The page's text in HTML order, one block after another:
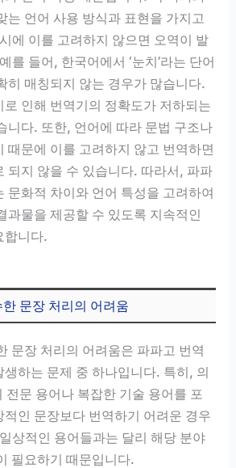
는 언어 사용 방식과 표현을 가지고
에 이를 고려하지 않으면 오역이 발
를 들어, 한국어에서 ‘눈치’라는 단어
히 매칭되지 않는 경우가 많습니다.
인해 번역기의 정확도가 저하되는
니다. 또한, 언어에 따라 문법 구조나
때문에 이를 고려하지 않고 번역하면
되지 않을 수 있습니다. 따라서, 파파
문화적 차이와 언어 특성을 고려하여
과물을 제공할 수 있도록 지속적인
합니다.
문장 처리의 어려움
문장 처리의 어려움은 파파고 번역
하는 문제 중 하나입니다. 특히, 의
전문 용어나 복잡한 기술 용어를 포
인 문장보다 번역하기 어려운 경우
상적인 용어들과는 달리 해당 분야
필요하기 때문입니다.